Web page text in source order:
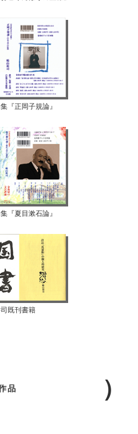
『正岡子規論』
『夏目漱石論』
既刊書籍
品